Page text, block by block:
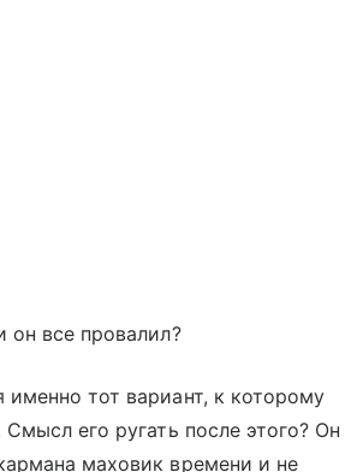
он все провалил?
именно тот вариант, к которому
его ругать после этого? Он
маховик времени и не